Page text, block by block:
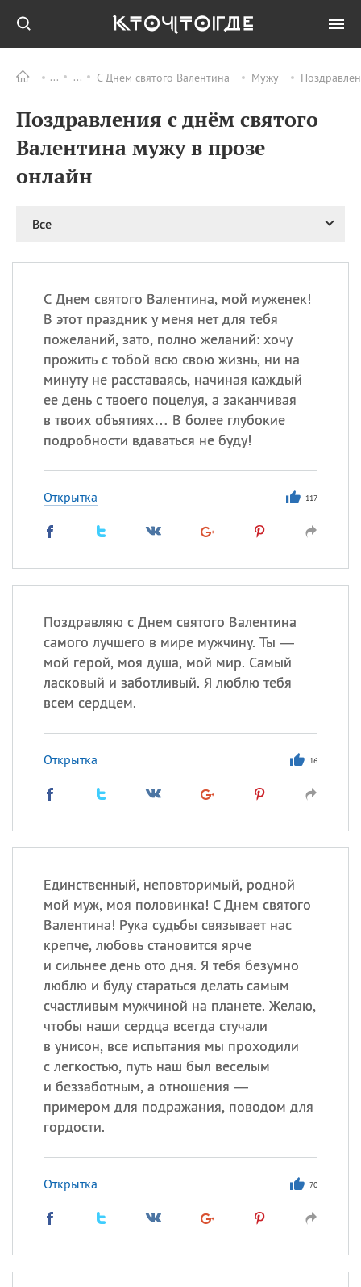
С Днем святого Валентина Мужу
Поздравления с днём святого
Валентина мужу в прозе
онлайн
Все
С Днем святого Валентина, мой муженек!
В этот праздник у меня нет для тебя
пожеланий, зато, полно желаний: хочу
прожить с тобой всю свою жизнь, ни на
минуту не расставаясь, начиная каждый
ее день с твоего поцелуя, а заканчивая
в твоих объятиях… В более глубокие
подробности вдаваться не буду!
Открытка 117
Поздравляю с Днем святого Валентина
самого лучшего в мире мужчину. Ты —
мой герой, моя душа, мой мир. Самый
ласковый и заботливый. Я люблю тебя
всем сердцем.
Открытка 16
Единственный, неповторимый, родной
мой муж, моя половинка! С Днем святого
Валентина! Рука судьбы связывает нас
крепче, любовь становится ярче
и сильнее день ото дня. Я тебя безумно
люблю и буду стараться делать самым
счастливым мужчиной на планете. Желаю,
чтобы наши сердца всегда стучали
в унисон, все испытания мы проходили
с легкостью, путь наш был веселым
и беззаботным, а отношения —
примером для подражания, поводом для
гордости.
Открытка 70
ПРАЗДНИКИ Все
09.08 День памяти жертв
бомбардировки
09.08 День Дымняшки
(Smokey Bear Day)
ИМЕНА
Сегодня празднуют именины
Сергей, Теодор,
Посмотреть значениеи